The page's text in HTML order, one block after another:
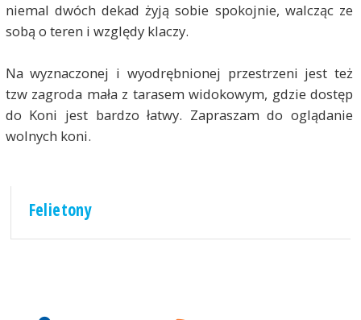
niemal dwóch dekad żyją sobie spokojnie, walcząc ze
sobą o teren i względy klaczy.
Na wyznaczonej i wyodrębnionej przestrzeni jest też
tzw zagroda mała z tarasem widokowym, gdzie dostęp
do Koni jest bardzo łatwy. Zapraszam do oglądanie
wolnych koni.
Felietony